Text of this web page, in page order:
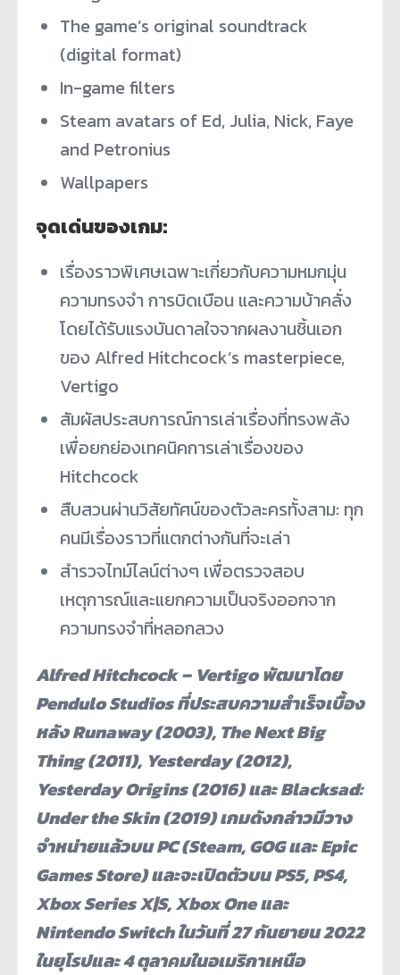
The game’s original soundtrack
(digital format)
In-game filters
Steam avatars of Ed, Julia, Nick, Faye
and Petronius
Wallpapers
จุดเด่นของเกม:
เรื่องราวพิเศษเฉพาะเกี่ยวกับความหมกมุ่น
ความทรงจำ การบิดเบือน และความบ้าคลั่ง
โดยได้รับแรงบันดาลใจจากผลงานชิ้นเอก
ของ Alfred Hitchcock’s masterpiece,
Vertigo
สัมผัสประสบการณ์การเล่าเรื่องที่ทรงพลัง
เพื่อยกย่องเทคนิคการเล่าเรื่องของ
Hitchcock
สืบสวนผ่านวิสัยทัศน์ของตัวละครทั้งสาม: ทุก
คนมีเรื่องราวที่แตกต่างกันที่จะเล่า
สำรวจไทม์ไลน์ต่างๆ เพื่อตรวจสอบ
เหตุการณ์และแยกความเป็นจริงออกจาก
ความทรงจำที่หลอกลวง
Alfred Hitchcock – Vertigo พัฒนาโดย
Pendulo Studios ที่ประสบความสำเร็จเบื้อง
หลัง Runaway (2003), The Next Big
Thing (2011), Yesterday (2012),
Yesterday Origins (2016) และ Blacksad:
Under the Skin (2019) เกมดังกล่าวมีวาง
จำหน่ายแล้วบน PC (Steam, GOG และ Epic
Games Store) และจะเปิดตัวบน PS5, PS4,
Xbox Series X|S, Xbox One และ
Nintendo Switch ในวันที่ 27 กันยายน 2022
ในยุโรปและ 4 ตุลาคมในอเมริกาเหนือ